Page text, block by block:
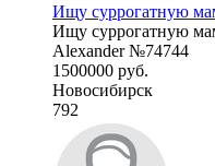
Ищу суррогатную
Ищу суррогатную
Alexander №74744
1500000 руб.
Новосибирск
792